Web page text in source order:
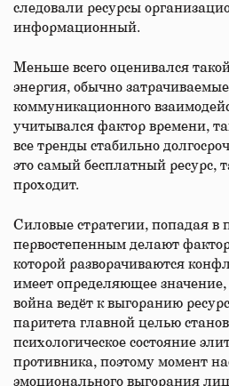
следовали ресурсы
информационный.
Меньше всего оценивался
энергия, обычно
коммуникационного
учитывался фактор времени,
все тренды стабильно
это самый бесплатный ресурс,
проходит.
Силовые стратегии, попадая в
первостепенным делают
которой разворачиваются
имеет определяющее значение,
война ведёт к выгоранию
паритета главной целью
психологическое состояние
противника, поэтому момент
эмоционального выгорания